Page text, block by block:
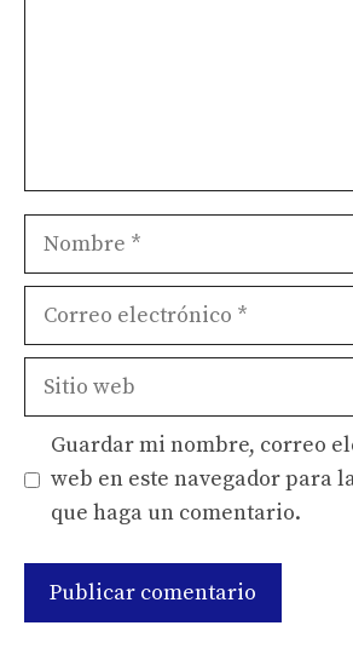
Nombre
Correo
Sitio
Guardar mi nombre, correo
web en este navegador para
que haga un comentario.